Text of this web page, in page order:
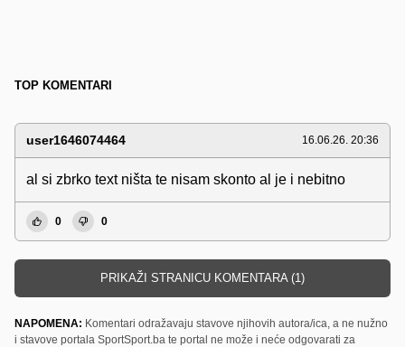
TOP KOMENTARI
user1646074464 16.06.26. 20:36
al si zbrko text ništa te nisam skonto al je i nebitno
0 0
PRIKAŽI STRANICU KOMENTARA (1)
NAPOMENA: Komentari odražavaju stavove njihovih autora/ica, a ne nužno
i stavove portala SportSport.ba te portal ne može i neće odgovarati za